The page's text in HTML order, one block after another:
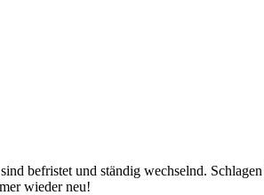
befristet und ständig wechselnd.
wieder neu!